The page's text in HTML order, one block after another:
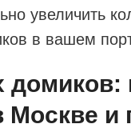
увеличить
в вашем
домиков:
Москве и